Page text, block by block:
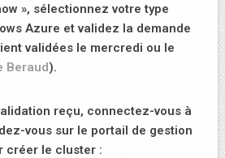
», sélectionnez votre type
Azure et validez la demande
validées le mercredi ou le
Beraud).
reçu, connectez-vous à
vous sur le portail de gestion
créer le cluster :